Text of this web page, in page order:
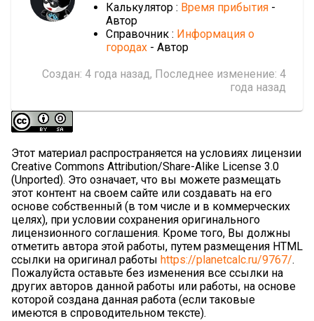
Калькулятор : Время прибытия -
Автор
Справочник : Информация о
городах - Автор
Создан: 4 года назад, Последнее изменение: 4
года назад
Этот материал распространяется на условиях лицензии
Creative Commons Attribution/Share-Alike License 3.0
(Unported). Это означает, что вы можете размещать
этот контент на своем сайте или создавать на его
основе собственный (в том числе и в коммерческих
целях), при условии сохранения оригинального
лицензионного соглашения. Кроме того, Вы должны
отметить автора этой работы, путем размещения HTML
ссылки на оригинал работы https://planetcalc.ru/9767/.
Пожалуйста оставьте без изменения все ссылки на
других авторов данной работы или работы, на основе
которой создана данная работа (если таковые
имеются в спроводительном тексте).